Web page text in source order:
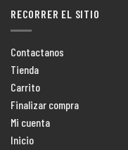
RECORRER EL SITIO
Contactanos
Tienda
Carrito
Finalizar compra
Mi cuenta
Inicio